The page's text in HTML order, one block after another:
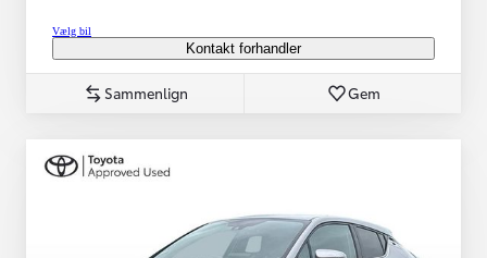
Vælg bil
Kontakt forhandler
Sammenlign Gem